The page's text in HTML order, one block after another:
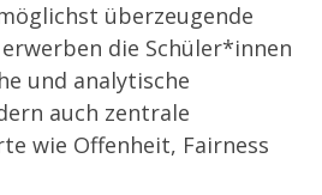
überzeugende
die Schüler*innen
und analytische
auch zentrale
wie Offenheit, Fairness